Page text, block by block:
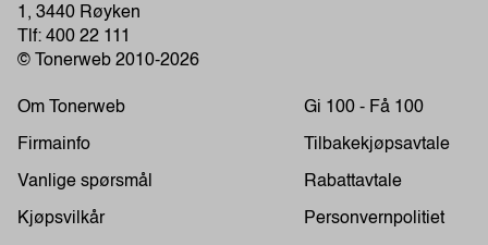
1, 3440 Røyken
Tlf: 400 22 111
© Tonerweb 2010-2026
Om Tonerweb
Firmainfo
Vanlige spørsmål
Kjøpsvilkår
Gi 100 - Få 100
Tilbakekjøpsavtale
Rabattavtale
Personvernpolitiet